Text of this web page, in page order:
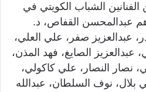
الشباب الكويتي في
عبدالمحسن القفاص، د.
عبدالعزيز صفر، علي العلي،
عبدالعزيز الصايغ، فهد المذن،
نصار النصار، علي كاكولي،
نوف السلطان، عبدالله